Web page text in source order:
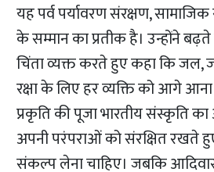
यह पर्व पर्यावरण संरक्षण,
के सम्मान का प्रतीक है। उन्होंने
चिंता व्यक्त करते हुए कहा कि
रक्षा के लिए हर व्यक्ति को आगे आना
प्रकृति की पूजा भारतीय संस्कृति का
अपनी परंपराओं को संरक्षित रखते
संकल्प लेना चाहिए। जबकि